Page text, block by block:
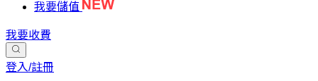
我要儲值
我要收費
登入/註冊